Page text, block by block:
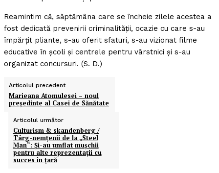
Reamintim că, săptămâna care se încheie zilele acestea a
fost dedicată prevenirii criminalităţii, ocazie cu care s-au
împărţit pliante, s-au oferit sfaturi, s-au vizionat filme
educative în şcoli şi centrele pentru vârstnici şi s-au
organizat concursuri. (S. D.)
Articolul precedent
Marieana Atomulesei – noul
preşedinte al Casei de Sănătate
Articolul următor
Culturism & skandenberg /
Târg-nemţenii de la „Steel
Man“: Şi-au umflat muşchii
pentru alte reprezentaţii cu
succes în ţară